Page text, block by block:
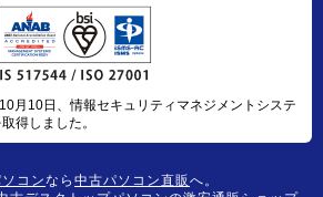
月10日、情報セキュリティマネジメントシステ
得しました。
コンなら 中古パソコン直販 へ。